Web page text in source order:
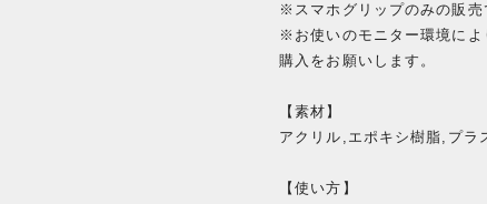
※スマホグリップのみの販売
※お使いのモニター環境によ
購入をお願いします。
【素材】
アクリル,エポキシ樹脂,プラ
【使い方】